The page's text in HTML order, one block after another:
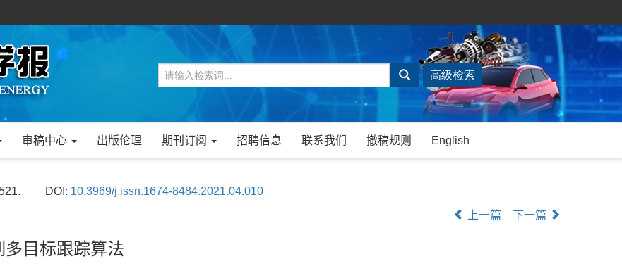
审稿中心 出版伦理 期刊订阅 招聘信息 联系我们 撤稿规则 English
DOI: 10.3969/j.issn.1674-8484.2021.04.010
上一篇 下一篇
目标跟踪算法